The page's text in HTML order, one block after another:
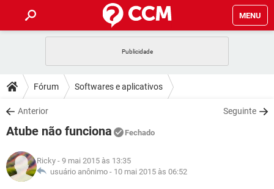
MENU
CELULAR FACEBOOK
OUTLOOK
INSTAGRAM GMAIL
GUIA DE COMPRAS
DICAS
JOGOS WHATSAPP
INSTAGRAM
GUIA DE COMPRAS
DOWNLOADS
JOGOS WHATSAPP
CELULAR
OUTLOOK EXCEL
JOGOS
CELULAR
GLOSSÁRIO
Fórum Softwares e aplicativos
Anterior Seguinte
Atube não funciona Fechado
Ricky - 9 mai 2015 às 13:35
usuário anônimo - 10 mai 2015 às 06:52